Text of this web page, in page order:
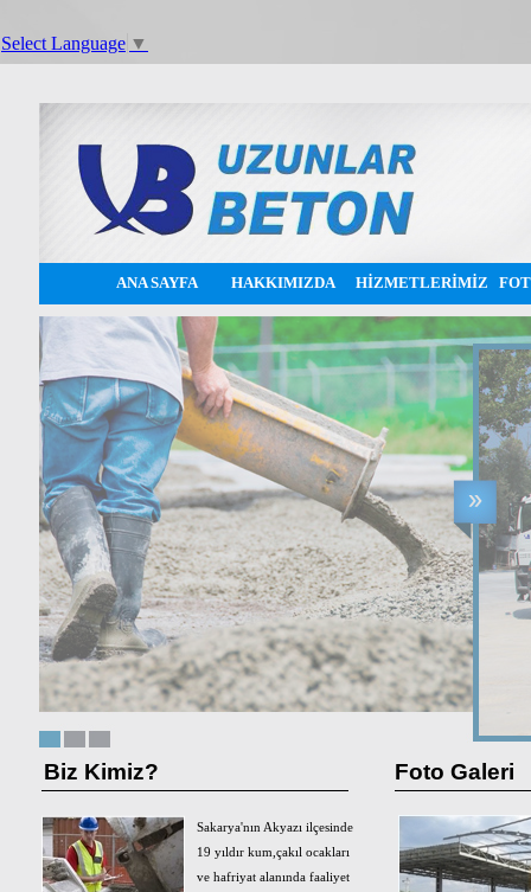
Select Language ▼
ANA SAYFA HAKKIMIZDA HİZMETLERİMİZ
Biz Kimiz?
Sakarya'nın Akyazı ilçesinde
19 yıldır kum,çakıl ocakları
ve hafriyat alanında faaliyet
Foto Galeri